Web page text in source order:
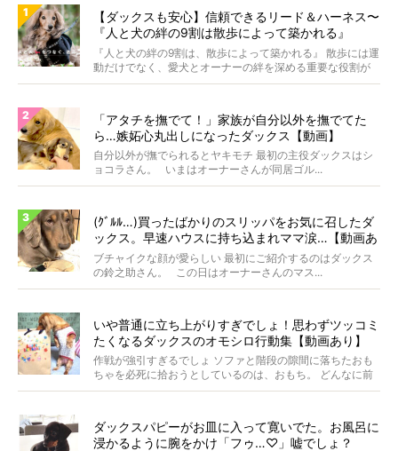
【ダックスも安心】信頼できるリード＆ハーネス〜
『人と犬の絆の9割は散歩によって築かれる』
WOLFGANG MAN＆BEAST〜
『人と犬の絆の9割は、散歩によって築かれる』 散歩には運
動だけでなく、愛犬とオーナーの絆を深める重要な役割が
あ...
「アタチを撫でて！」家族が自分以外を撫でてた
ら…嫉妬心丸出しになったダックス【動画】
自分以外が撫でられるとヤキモチ 最初の主役ダックスはシ
ョコラさん。 いまはオーナーさんが同居ゴル...
(ｸﾞﾙﾙ…)買ったばかりのスリッパをお気に召したダ
ックス。早速ハウスに持ち込まれママ涙…【動画あ
り】
ブチャイクな顔が愛らしい 最初にご紹介するのはダックス
の鈴之助さん。 この日はオーナーさんのマス...
いや普通に立ち上がりすぎでしょ！思わずツッコミ
たくなるダックスのオモシロ行動集【動画あり】
作戦が強引すぎるでしょ ソファと階段の隙間に落ちたおも
ちゃを必死に拾おうとしているのは、おもち。 どんなに前
足...
ダックスパピーがお皿に入って寛いでた。お風呂に
浸かるように腕をかけ「フゥ…♡」嘘でしょ？